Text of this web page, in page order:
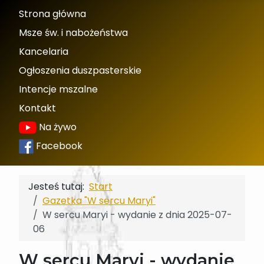
Strona główna
Msze św. i nabożeństwa
Kancelaria
Ogłoszenia duszpasterskie
Intencje mszalne
Kontakt
Na żywo
Facebook
Jesteś tutaj: Start
Gazetka "W sercu Maryi"
W sercu Maryi - wydanie z dnia 2025-07-
06